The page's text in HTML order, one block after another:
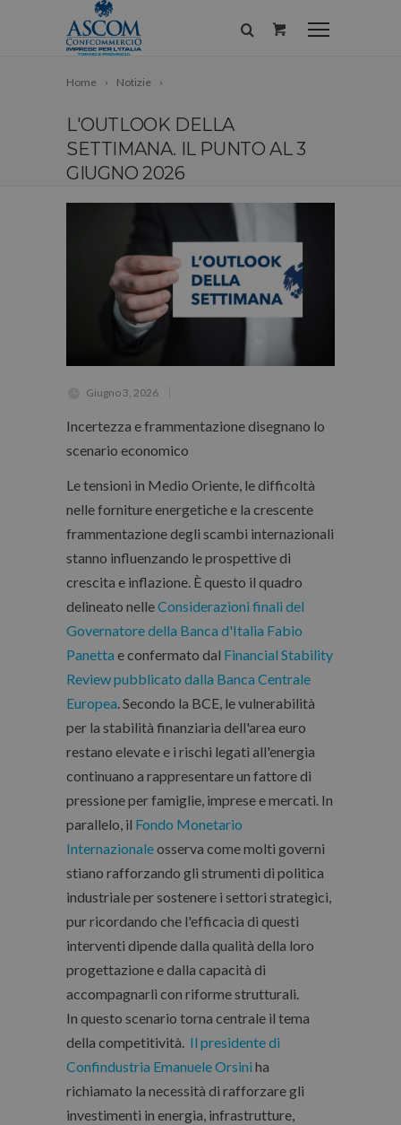
Home Notizie
L'OUTLOOK DELLA
SETTIMANA. IL PUNTO AL 3
GIUGNO 2026
Giugno 3, 2026
Incertezza e frammentazione disegnano lo
scenario economico
Le tensioni in Medio Oriente, le difficoltà
nelle forniture energetiche e la crescente
frammentazione degli scambi internazionali
stanno influenzando le prospettive di
crescita e inflazione. È questo il quadro
delineato nelleConsiderazioni finali del
Governatore della Banca d'Italia Fabio
Panetta e confermato dal Financial Stability
Review pubblicato dalla Banca Centrale
Europea. Secondo la BCE, le vulnerabilità
per la stabilità finanziaria dell'area euro
restano elevate e i rischi legati all'energia
continuano a rappresentare un fattore di
pressione per famiglie, imprese e mercati. In
parallelo, il Fondo Monetario
Internazionaleosserva come molti governi
stiano rafforzando gli strumenti di politica
industriale per sostenere i settori strategici,
pur ricordando che l'efficacia di questi
interventi dipende dalla qualità della loro
progettazione e dalla capacità di
accompagnarli con riforme strutturali.
In questo scenario torna centrale il tema
della competitività. Il presidente di
Confindustria Emanuele Orsini ha
richiamato la necessità di rafforzare gli
investimenti in energia, infrastrutture,